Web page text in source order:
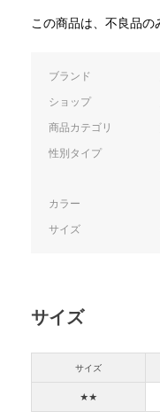
この商品は、不良品の
ブランド
ショップ
商品カテゴリ
性別タイプ
カラー
サイズ
サイズ
サイズ
★★